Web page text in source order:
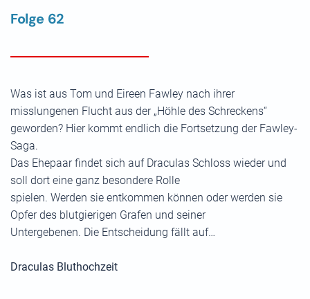
Folge 62
Was ist aus Tom und Eireen Fawley nach ihrer
misslungenen Flucht aus der „Höhle des Schreckens“
geworden? Hier kommt endlich die Fortsetzung der Fawley-
Saga.
Das Ehepaar findet sich auf Draculas Schloss wieder und
soll dort eine ganz besondere Rolle
spielen. Werden sie entkommen können oder werden sie
Opfer des blutgierigen Grafen und seiner
Untergebenen. Die Entscheidung fällt auf…
Draculas Bluthochzeit